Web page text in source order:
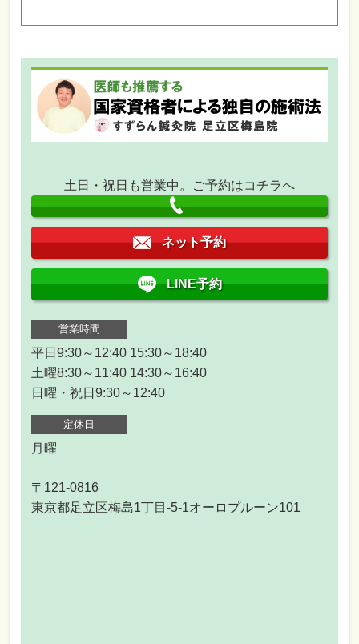
土日・祝日も営業中。ご予約はコチラへ
ネット予約
LINE予約
営業時間
平日9:30～12:40 15:30～18:40
土曜8:30～11:40 14:30～16:40
日曜・祝日9:30～12:40
定休日
月曜
〒121-0816
東京都足立区梅島1丁目-5-1オーロプルーン101